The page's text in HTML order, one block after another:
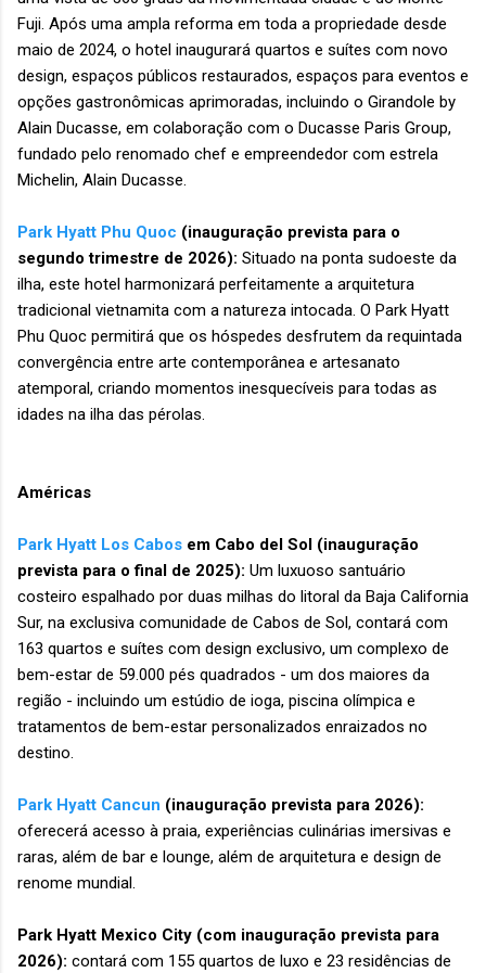
Fuji. Após uma ampla reforma em toda a propriedade desde
maio de 2024, o hotel inaugurará quartos e suítes com novo
design, espaços públicos restaurados, espaços para eventos e
opções gastronômicas aprimoradas, incluindo o Girandole by
Alain Ducasse, em colaboração com o Ducasse Paris Group,
fundado pelo renomado chef e empreendedor com estrela
Michelin, Alain Ducasse.
Park Hyatt Phu Quoc (inauguração prevista para o
segundo trimestre de 2026): Situado na ponta sudoeste da
ilha, este hotel harmonizará perfeitamente a arquitetura
tradicional vietnamita com a natureza intocada. O Park Hyatt
Phu Quoc permitirá que os hóspedes desfrutem da requintada
convergência entre arte contemporânea e artesanato
atemporal, criando momentos inesquecíveis para todas as
idades na ilha das pérolas.
Américas
Park Hyatt Los Cabos em Cabo del Sol (inauguração
prevista para o final de 2025): Um luxuoso santuário
costeiro espalhado por duas milhas do litoral da Baja California
Sur, na exclusiva comunidade de Cabos de Sol, contará com
163 quartos e suítes com design exclusivo, um complexo de
bem-estar de 59.000 pés quadrados - um dos maiores da
região - incluindo um estúdio de ioga, piscina olímpica e
tratamentos de bem-estar personalizados enraizados no
destino.
Park Hyatt Cancun (inauguração prevista para 2026):
oferecerá acesso à praia, experiências culinárias imersivas e
raras, além de bar e lounge, além de arquitetura e design de
renome mundial.
Park Hyatt Mexico City (com inauguração prevista para
2026): contará com 155 quartos de luxo e 23 residências de